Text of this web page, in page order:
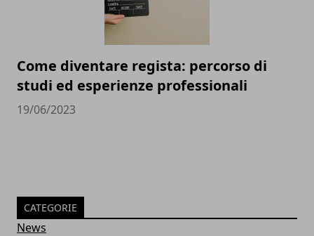
Come diventare regista: percorso di
studi ed esperienze professionali
19/06/2023
CATEGORIE
News